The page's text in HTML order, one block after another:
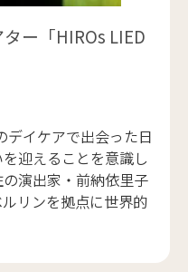
ー「HIROs LIED
デイケアで出会った日
迎えることを意識し
演出家・前納依里子
リンを拠点に世界的